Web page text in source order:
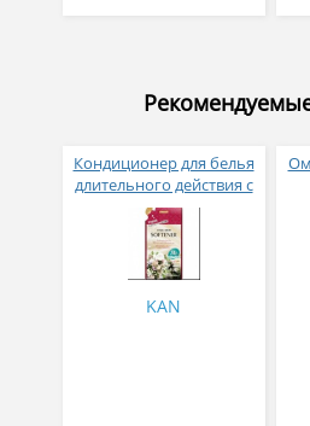
Кондиционер для белья
длительного действия с
аромакапсулами с
экзотическим ароматом
500 мл
KAN